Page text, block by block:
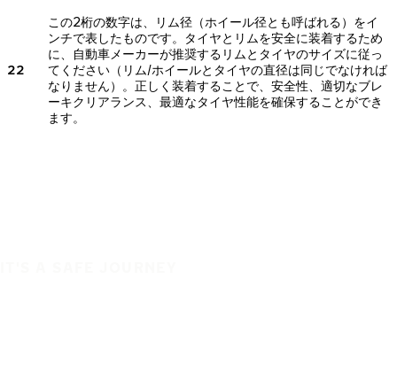
22
この2桁の数字は、リム径（ホイール径とも呼ばれる）をイ
ンチで表したものです。タイヤとリムを安全に装着するため
に、自動車メーカーが推奨するリムとタイヤのサイズに従っ
てください（リム/ホイールとタイヤの直径は同じでなければ
なりません）。正しく装着することで、安全性、適切なブレ
ーキクリアランス、最適なタイヤ性能を確保することができ
ます。